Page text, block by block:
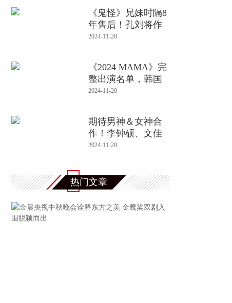
《鬼怪》兄妹时隔8
年售后！孔刘将作
为嘉宾出
2024-11-20
《2024 MAMA》完
整出演名单，韩国
四大经纪公
2024-11-20
期待男神＆女神合
作！李钟硕、文佳
煐确定搭挡新
2024-11-20
热门文章